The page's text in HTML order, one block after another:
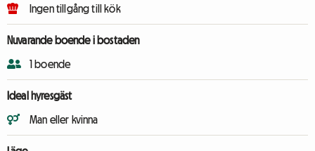
Ingen tillgång till kök
Nuvarande boende i bostaden
1 boende
Ideal hyresgäst
Man eller kvinna